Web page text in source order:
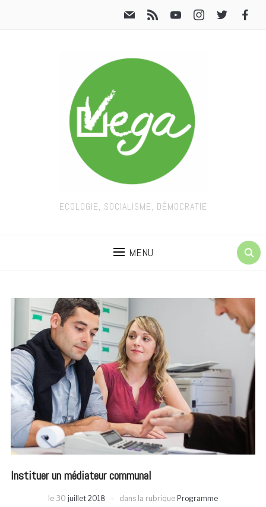
ECOLOGIE, SOCIALISME, DÉMOCRATIE
MENU
Instituer un médiateur communal
le 30 juillet 2018 dans la rubrique Programme